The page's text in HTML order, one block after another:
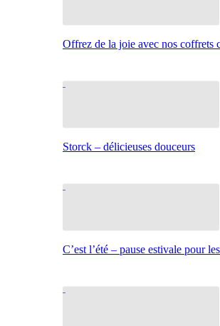
Offrez de la joie avec nos coffrets
Storck – délicieuses douceurs
C’est l’été – pause estivale pour